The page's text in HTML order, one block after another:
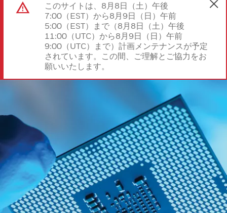
このサイトは、8月8日（土）午後
7:00（EST）から8月9日（日）午前
5:00（EST）まで（8月8日（土）午後
11:00（UTC）から8月9日（日）午前
9:00（UTC）まで）計画メンテナンスが予定
されています。この間、ご理解とご協力をお
願いいたします。